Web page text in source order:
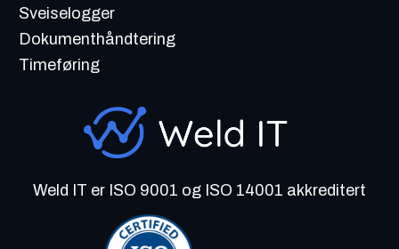
Sveiselogger
Dokumenthåndtering
Timeføring
Weld IT er ISO 9001 og ISO 14001 akkreditert